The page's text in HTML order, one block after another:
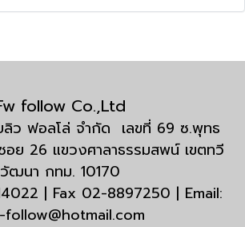
follow Co.,Ltd
ลิว ฟอลโล่ จำกัด เลขที่ 69 ซ.พุทธ
ย 26 แขวงศาลาธรรมสพน์ เขตทวี
วัฒนา กทม. 10170
| Fax 02-8897250 | Email: